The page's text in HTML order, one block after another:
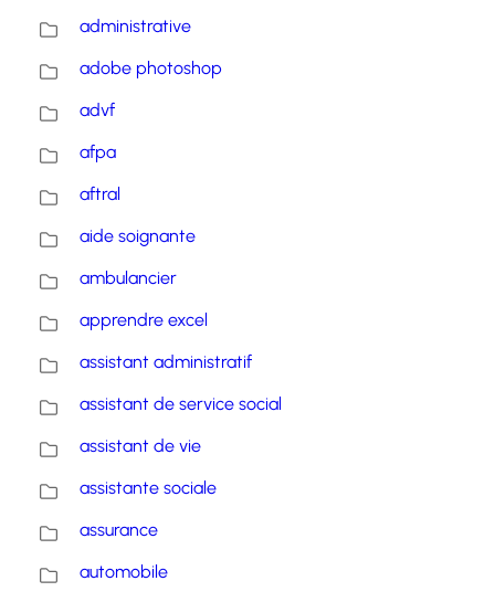
administrative
adobe photoshop
advf
afpa
aftral
aide soignante
ambulancier
apprendre excel
assistant administratif
assistant de service social
assistant de vie
assistante sociale
assurance
automobile